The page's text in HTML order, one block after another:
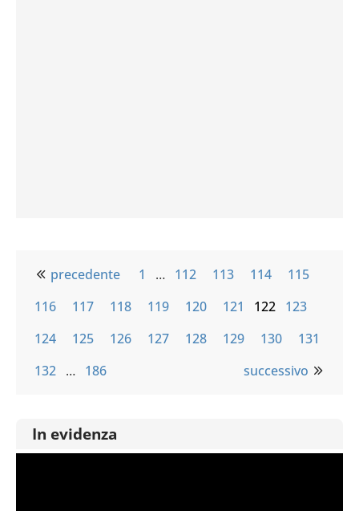
precedente 1 … 112 113 114
115
116
117 118 119 120 121 122 123
124
125 126 127 128 129 130
131
132 … 186 successivo
In evidenza